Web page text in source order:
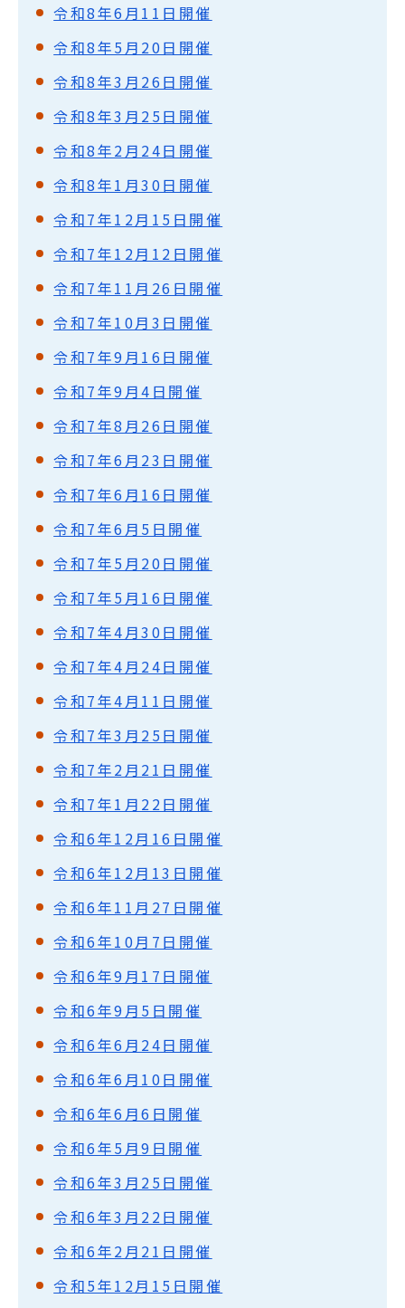
令和8年6月11日開催
令和8年5月20日開催
令和8年3月26日開催
令和8年3月25日開催
令和8年2月24日開催
令和8年1月30日開催
令和7年12月15日開催
令和7年12月12日開催
令和7年11月26日開催
令和7年10月3日開催
令和7年9月16日開催
令和7年9月4日開催
令和7年8月26日開催
令和7年6月23日開催
令和7年6月16日開催
令和7年6月5日開催
令和7年5月20日開催
令和7年5月16日開催
令和7年4月30日開催
令和7年4月24日開催
令和7年4月11日開催
令和7年3月25日開催
令和7年2月21日開催
令和7年1月22日開催
令和6年12月16日開催
令和6年12月13日開催
令和6年11月27日開催
令和6年10月7日開催
令和6年9月17日開催
令和6年9月5日開催
令和6年6月24日開催
令和6年6月10日開催
令和6年6月6日開催
令和6年5月9日開催
令和6年3月25日開催
令和6年3月22日開催
令和6年2月21日開催
令和5年12月15日開催